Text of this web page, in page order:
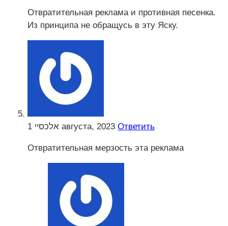
Отвратительная реклама и противная песенка.
Из принципа не обращусь в эту Яску.
אלכסיי 1 августа, 2023 Ответить
Отвратительная мерзость эта реклама